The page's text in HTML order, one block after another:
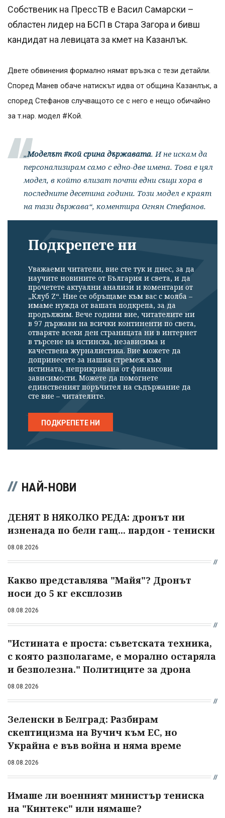
Собственик на ПрессТВ е Васил Самарски –
областен лидер на БСП в Стара Загора и бивш
кандидат на левицата за кмет на Казанлък.
Двете обвинения формално нямат връзка с тези детайли.
Според Манев обаче натискът идва от община Казанлък, а
според Стефанов случващото се с него е нещо обичайно
за т.нар. модел #Кой.
„Моделът #кой срина държавата. И не искам да
персонализирам само с едно-две имена. Това е цял
модел, в който влизат почти едни същи хора в
последните десетина години. Този модел е краят
на тази държава“, коментира Огнян Стефанов.
Подкрепете ни
Уважаеми читатели, вие сте тук и днес, за да
научите новините от България и света, и да
прочетете актуални анализи и коментари от
„Клуб Z“. Ние се обръщаме към вас с молба –
имаме нужда от вашата подкрепа, за да
продължим. Вече години вие, читателите ни
в 97 държави на всички континенти по света,
отваряте всеки ден страницата ни в интернет
в търсене на истинска, независима и
качествена журналистика. Вие можете да
допринесете за нашия стремеж към
истината, неприкривана от финансови
зависимости. Можете да помогнете
единственият поръчител на съдържание да
сте вие – читателите.
ПОДКРЕПЕТЕ НИ
НАЙ-НОВИ
ДЕНЯТ В НЯКОЛКО РЕДА: дронът ни
изненада по бели гащ... пардон - тениски
08.08.2026
Какво представлява "Майя"? Дронът
носи до 5 кг експлозив
08.08.2026
"Истината е проста: съветската техника,
с която разполагаме, е морално остаряла
и безполезна." Политиците за дрона
08.08.2026
Зеленски в Белград: Разбирам
скептицизма на Вучич към ЕС, но
Украйна е във война и няма време
08.08.2026
Имаше ли военният министър тениска
на "Кинтекс" или нямаше?